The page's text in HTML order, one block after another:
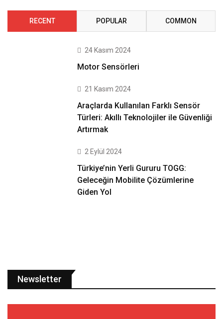
RECENT POPULAR COMMON
24 Kasım 2024
Motor Sensörleri
21 Kasım 2024
Araçlarda Kullanılan Farklı Sensör
Türleri: Akıllı Teknolojiler ile Güvenliği
Artırmak
2 Eylül 2024
Türkiye’nin Yerli Gururu TOGG:
Geleceğin Mobilite Çözümlerine
Giden Yol
Newsletter